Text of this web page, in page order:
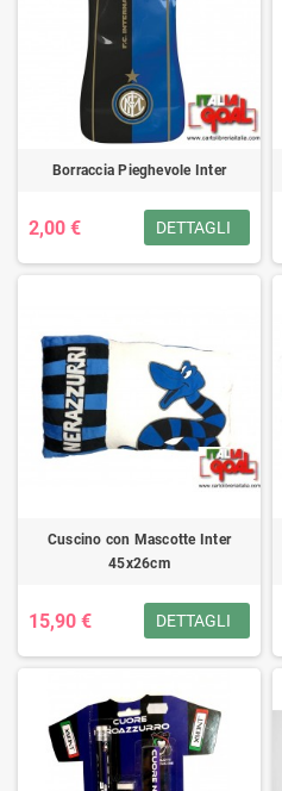
Borraccia Pieghevole Inter
2,00 € DETTAGLI
Cuscino con Mascotte Inter
45x26cm
15,90 € DETTAGLI